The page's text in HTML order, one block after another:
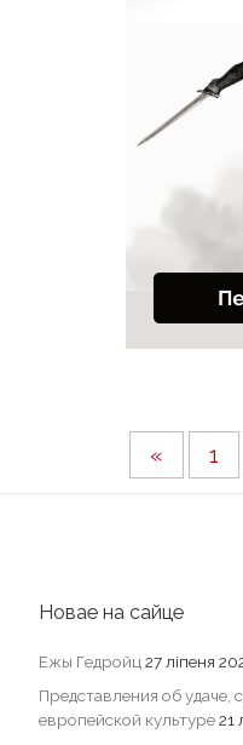
« 1
Новае на сайце
Ежы Гедройц 27 ліпеня
Представления об удаче,
европейской культуре21